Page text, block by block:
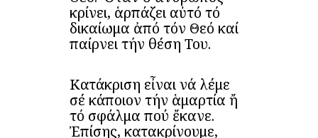
κρίνει, ἁρπάζει αὐτό τό
δικαίωμα ἀπό τόν Θεό καί
παίρνει τήν θέση Του.
Κατάκριση εἶναι νά λέμε
σέ κάποιον τήν ἁμαρτία ἤ
τό σφάλμα πού ἔκανε.
Ἐπίσης, κατακρίνουμε,